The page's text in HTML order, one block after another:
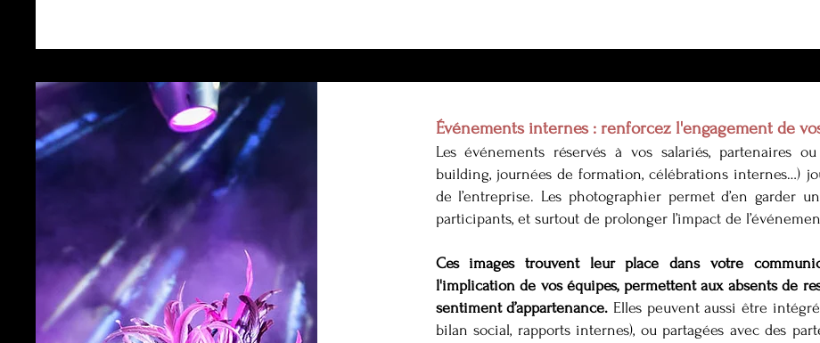
Événements internes : renforcez l'engagement de
Les événements réservés à vos salariés, partenaires
building, journées de formation, célébrations internes…)
de l’entreprise. Les photographier permet d’en garder
participants, et surtout de prolonger l’impact de
Ces images trouvent leur place dans votre
l'implication de vos équipes, permettent aux absents de
sentiment d’appartenance. Elles peuvent aussi être
bilan social, rapports internes), ou partagées avec des